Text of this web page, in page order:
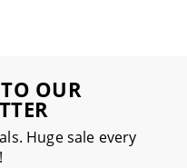
OUR
Huge sale every